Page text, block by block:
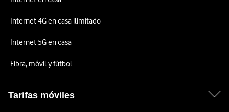
Internet 4G en casa ilimitado
Internet 5G en casa
Fibra, móvil y fútbol
Tarifas móviles